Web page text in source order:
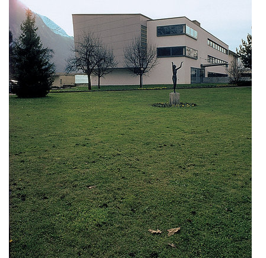
nad krocínkou a
nad krocínkou b